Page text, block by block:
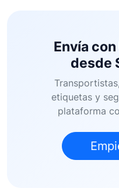
Envía con
desde
etiquetas y
plataforma